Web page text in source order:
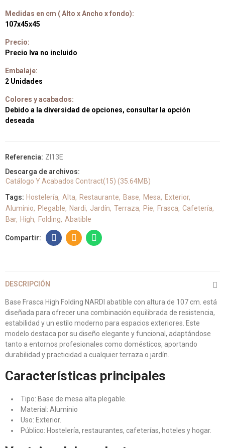
Medidas en cm ( Alto x Ancho x fondo):
107x45x45
Precio:
Precio Iva no incluido
Embalaje:
2 Unidades
Colores y acabados:
Debido a la diversidad de opciones, consultar la opción
deseada
Referencia: ZI13E
Descarga de archivos:
Catálogo Y Acabados Contract(15) (35.64MB)
Tags: Hostelería Alta Restaurante Base Mesa
Exterior
Aluminio
Plegable Nardi Jardín Terraza Pie Frasca Cafetería
Bar
High Folding Abatible
DESCRIPCIÓN
Base Frasca High Folding NARDI abatible con altura de 107 cm. está
diseñada para ofrecer una combinación equilibrada de resistencia,
estabilidad y un estilo moderno para espacios exteriores. Este
modelo destaca por su diseño elegante y funcional, adaptándose
tanto a entornos profesionales como domésticos, aportando
durabilidad y practicidad a cualquier terraza o jardín.
Características principales
Tipo: Base de mesa alta plegable.
Material: Aluminio
Uso: Exterior.
Público: Hostelería, restaurantes, cafeterías, hoteles y hogar.